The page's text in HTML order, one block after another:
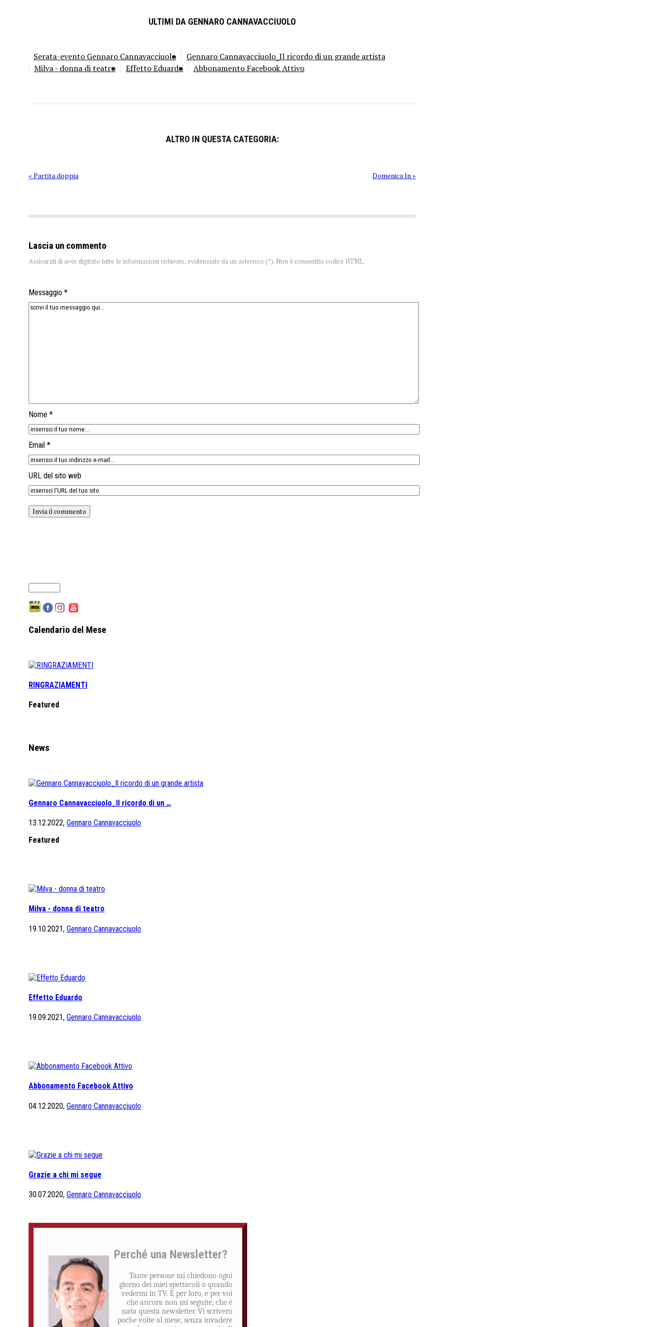
ULTIMI DA GENNARO CANNAVACCIUOLO
Serata-evento Gennaro Cannavacciuolo
Gennaro Cannavacciuolo_Il ricordo di un grande artista
Milva - donna di teatro
Effetto Eduardo Abbonamento Facebook Attivo
ALTRO IN QUESTA CATEGORIA:
« Partita doppia Domenica In »
Lascia un commento
Assicurati di aver digitato tutte le informazioni richieste, evidenziate da un asterisco (*). Non è consentito codice HTML.
Messaggio *
Nome *
Email *
URL del sito web
Calendario del Mese
RINGRAZIAMENTI
Featured
News
Gennaro Cannavacciuolo_Il ricordo di un …
13.12.2022, Gennaro Cannavacciuolo
Featured
Milva - donna di teatro
19.10.2021, Gennaro Cannavacciuolo
Effetto Eduardo
19.09.2021, Gennaro Cannavacciuolo
Abbonamento Facebook Attivo
04.12.2020, Gennaro Cannavacciuolo
Grazie a chi mi segue
30.07.2020, Gennaro Cannavacciuolo
Perché una Newsletter?
Tante persone mi chiedono ogni
giorno dei miei spettacoli o quando
vedermi in TV. È per loro, e per voi
che ancora non mi seguite, che è
nata questa newsletter. Vi scriverò
poche volte al mese, senza invadere